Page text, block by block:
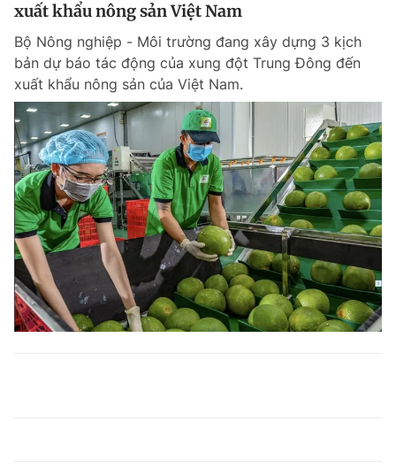
xuất khẩu nông sản Việt Nam
Bộ Nông nghiệp - Môi trường đang xây dựng 3 kịch
bản dự báo tác động của xung đột Trung Đông đến
xuất khẩu nông sản của Việt Nam.